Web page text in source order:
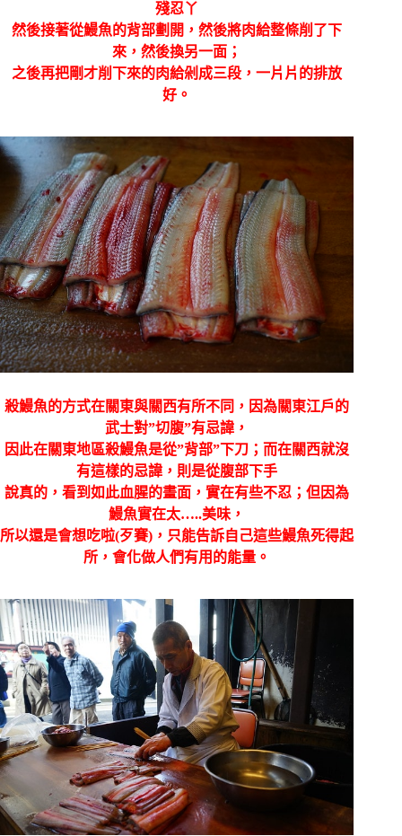
殘忍丫
然後接著從鰻魚的背部劃開，然後將肉給整條削了下
來，然後換另一面；
之後再把剛才削下來的肉給剁成三段，一片片的排放
好。
殺鰻魚的方式在關東與關西有所不同，因為關東江戶的
武士對”切腹”有忌諱，
因此在關東地區殺鰻魚是從”背部”下刀；而在關西就沒
有這樣的忌諱，則是從腹部下手
說真的，看到如此血腥的畫面，實在有些不忍；但因為
鰻魚實在太…..美味，
所以還是會想吃啦(歹賽)，只能告訴自己這些鰻魚死得起
所，會化做人們有用的能量。